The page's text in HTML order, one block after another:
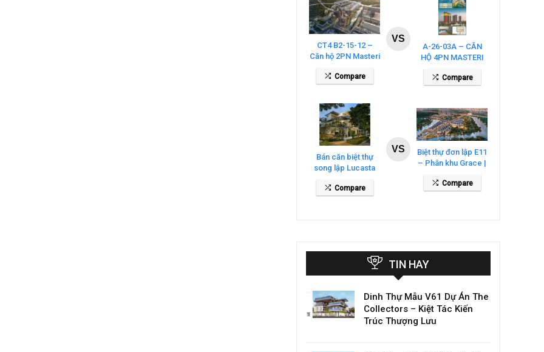
CT4 B2-15-12 –
Căn hộ 2PN Masteri
Compare
VS
A-26-03A – CĂN
HỘ 4PN MASTERI
COSMO CENTRAL
– THE GLOBAL
Compare
Bán căn biệt thự
song lập Lucasta
Villa – DT 175m2
giá 26 tỷ
Compare
VS
Biệt thự đơn lập E11
– Phân khu Grace |
Waters
Compare
TIN HAY
Dinh Thự Mẫu V61 Dự Án The
Collectors – Kiệt Tác Kiến
Trúc Thượng Lưu